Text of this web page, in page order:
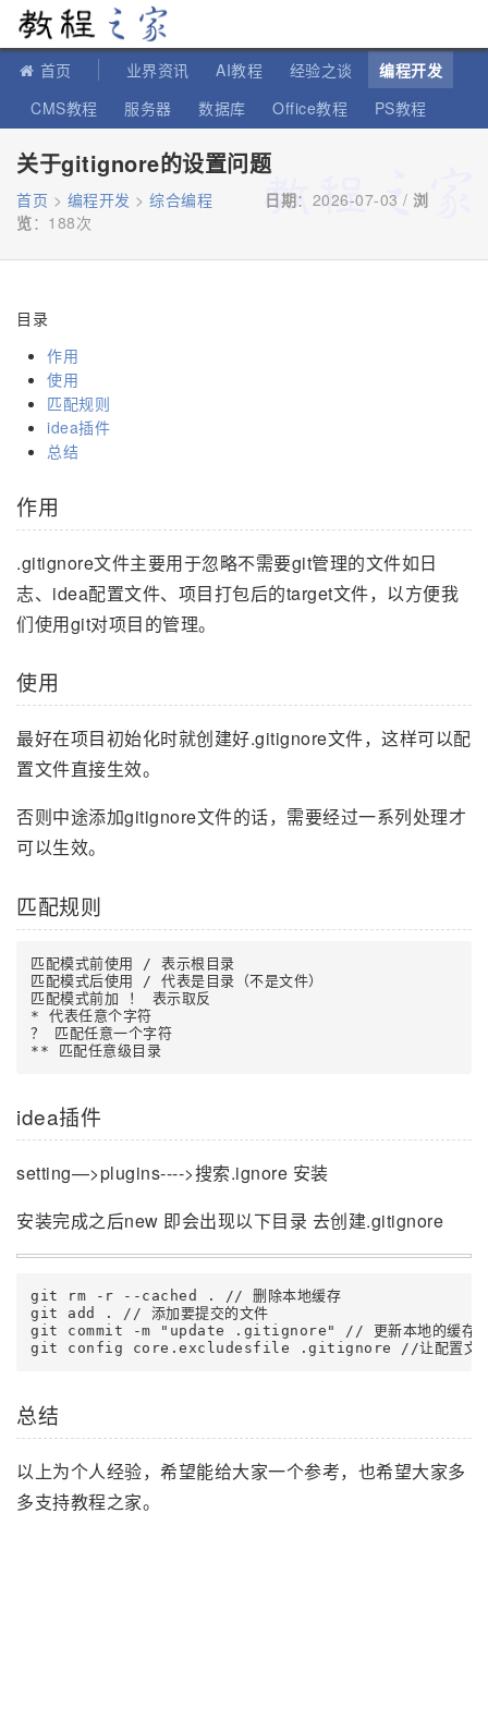
首页 业界资讯 AI教程 经验之谈
编程开发
CMS教程
服务器 数据库 Office教程
PS教程
关于gitignore的设置问题
首页 > 编程开发 > 综合编程 日期：2026-07-03 / 浏
览： 188次
目录
作用
使用
匹配规则
idea插件
总结
作用
.gitignore文件主要用于忽略不需要git管理的文件如日
志、idea配置文件、项目打包后的target文件，以方便我
们使用git对项目的管理。
使用
最好在项目初始化时就创建好.gitignore文件，这样可以配
置文件直接生效。
否则中途添加gitignore文件的话，需要经过一系列处理才
可以生效。
匹配规则
匹配模式前使用 / 表示根目录
匹配模式后使用 / 代表是目录（不是文件）
匹配模式前加 ！ 表示取反
* 代表任意个字符
？ 匹配任意一个字符
idea插件
setting—>plugins---->搜索.ignore 安装
安装完成之后new 即会出现以下目录 去创建.gitignore
git rm -r --cached . // 删除本地缓存
git add . // 添加要提交的文件
git commit -m "update .gitignore" // 更新本地的缓存
git config core.excludesfile .gitignore //让配置文件
总结
以上为个人经验，希望能给大家一个参考，也希望大家多
多支持教程之家。